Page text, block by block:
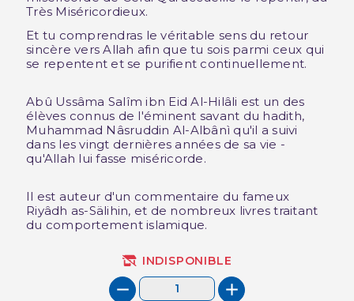
Très Miséricordieux.
Et tu comprendras le véritable sens du retour
sincère vers Allah afin que tu sois parmi ceux qui
se repentent et se purifient continuellement.
Abû Ussâma Salîm ibn Eid Al-Hilâli est un des
élèves connus de l'éminent savant du hadith,
Muhammad Nâsruddin Al-Albânì qu'il a suivi
dans les vingt dernières années de sa vie -
qu'Allah lui fasse miséricorde.
Il est auteur d'un commentaire du fameux
Riyâdh as-Sälihin, et de nombreux livres traitant
du comportement islamique.
INDISPONIBLE